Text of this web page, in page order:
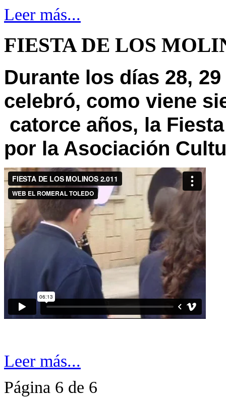
Leer más...
FIESTA DE LOS
Durante los días 28,
celebró, como viene
catorce años, la
por la Asociación
Leer más...
Página 6 de 6